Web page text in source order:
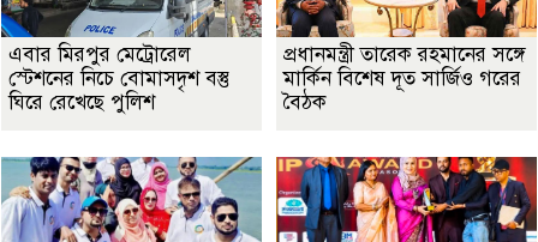
এবার মিরপুর মেট্রোরেল
স্টেশনের নিচে বোমাসদৃশ বস্তু
ঘিরে রেখেছে পুলিশ
প্রধানমন্ত্রী তারেক রহমানের সঙ্গে
মার্কিন বিশেষ দূত সার্জিও গরের
বৈঠক